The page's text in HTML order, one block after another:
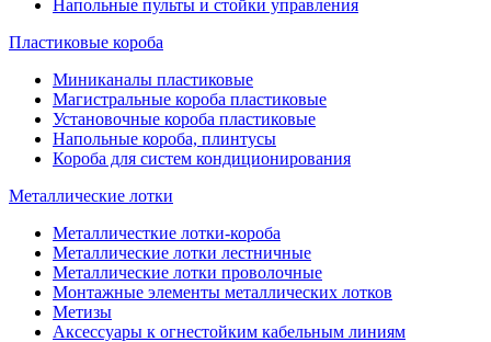
Напольные пульты и стойки управления
Пластиковые короба
Миниканалы пластиковые
Магистральные короба пластиковые
Установочные короба пластиковые
Напольные короба, плинтусы
Короба для систем кондиционирования
Металлические лотки
Металличесткие лотки-короба
Металлические лотки лестничные
Металлические лотки проволочные
Монтажные элементы металлических лотков
Метизы
Аксессуары к огнестойким кабельным линиям